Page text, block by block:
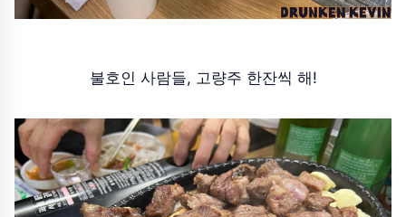
불호인 사람들, 고량주 한잔씩 해!